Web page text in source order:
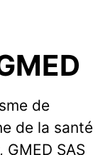
de
de la santé
SAS